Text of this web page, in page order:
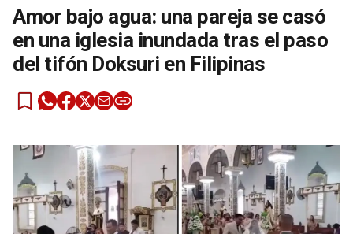
Amor bajo agua: una pareja se casó
en una iglesia inundada tras el paso
del tifón Doksuri en Filipinas